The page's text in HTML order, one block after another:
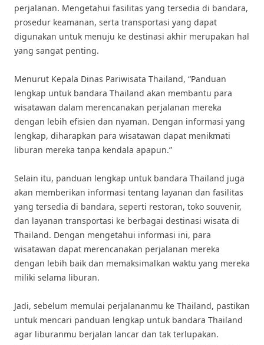
perjalanan. Mengetahui fasilitas yang tersedia di bandara,
prosedur keamanan, serta transportasi yang dapat
digunakan untuk menuju ke destinasi akhir merupakan hal
yang sangat penting.
Menurut Kepala Dinas Pariwisata Thailand, “Panduan
lengkap untuk bandara Thailand akan membantu para
wisatawan dalam merencanakan perjalanan mereka
dengan lebih efisien dan nyaman. Dengan informasi yang
lengkap, diharapkan para wisatawan dapat menikmati
liburan mereka tanpa kendala apapun.”
Selain itu, panduan lengkap untuk bandara Thailand juga
akan memberikan informasi tentang layanan dan fasilitas
yang tersedia di bandara, seperti restoran, toko souvenir,
dan layanan transportasi ke berbagai destinasi wisata di
Thailand. Dengan mengetahui informasi ini, para
wisatawan dapat merencanakan perjalanan mereka
dengan lebih baik dan memaksimalkan waktu yang mereka
miliki selama liburan.
Jadi, sebelum memulai perjalananmu ke Thailand, pastikan
untuk mencari panduan lengkap untuk bandara Thailand
agar liburanmu berjalan lancar dan tak terlupakan.